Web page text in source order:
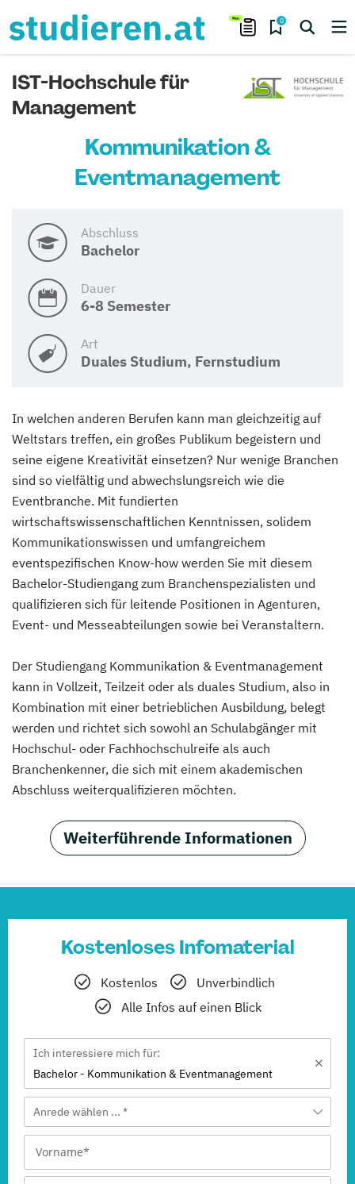
0
IST-Hochschule für
Management
Kommunikation &
Eventmanagement
Abschluss
Bachelor
Dauer
6-8 Semester
Art
Duales Studium, Fernstudium
In welchen anderen Berufen kann man gleichzeitig auf
Weltstars treffen, ein großes Publikum begeistern und
seine eigene Kreativität einsetzen? Nur wenige Branchen
sind so vielfältig und abwechslungsreich wie die
Eventbranche. Mit fundierten
wirtschaftswissenschaftlichen Kenntnissen, solidem
Kommunikationswissen und umfangreichem
eventspezifischen Know-how werden Sie mit diesem
Bachelor-Studiengang zum Branchenspezialisten und
qualifizieren sich für leitende Positionen in Agenturen,
Event- und Messeabteilungen sowie bei Veranstaltern.
Der Studiengang Kommunikation & Eventmanagement
kann in Vollzeit, Teilzeit oder als duales Studium, also in
Kombination mit einer betrieblichen Ausbildung, belegt
werden und richtet sich sowohl an Schulabgänger mit
Hochschul- oder Fachhochschulreife als auch
Branchenkenner, die sich mit einem akademischen
Abschluss weiterqualifizieren möchten.
Weiterführende Informationen
Kostenloses Infomaterial
Kostenlos
Unverbindlich
Alle Infos auf einen Blick
Ich interessiere mich für:
Bachelor - Kommunikation & Eventmanagement
Anrede wählen ... *